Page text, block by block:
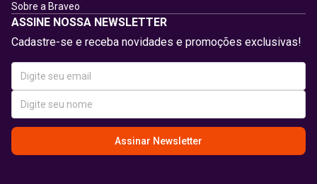
Sobre a Braveo
ASSINE NOSSA NEWSLETTER
Cadastre-se e receba novidades e promoções exclusivas!
Assinar Newsletter